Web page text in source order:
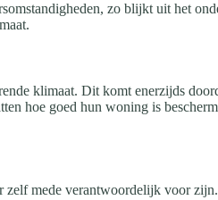
zo blijkt uit het
klimaat. Dit komt enerzijds
hoe goed hun woning is
mede verantwoordelijk voor